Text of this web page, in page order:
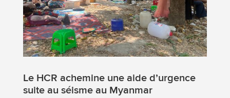
Le HCR achemine une aide d’urgence
suite au séisme au Myanmar